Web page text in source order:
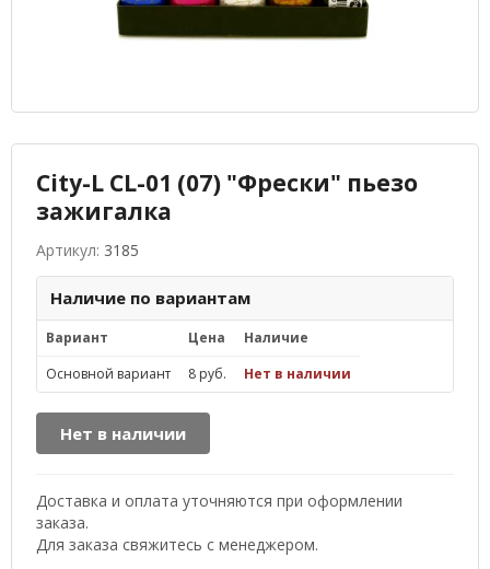
City-L CL-01 (07) "Фрески" пьезо
зажигалка
Артикул: 3185
Наличие по вариантам
Вариант Цена
Наличие
Основной вариант
8 руб. Нет в наличии
Нет в наличии
Доставка и оплата уточняются при оформлении
заказа.
Для заказа свяжитесь с менеджером.